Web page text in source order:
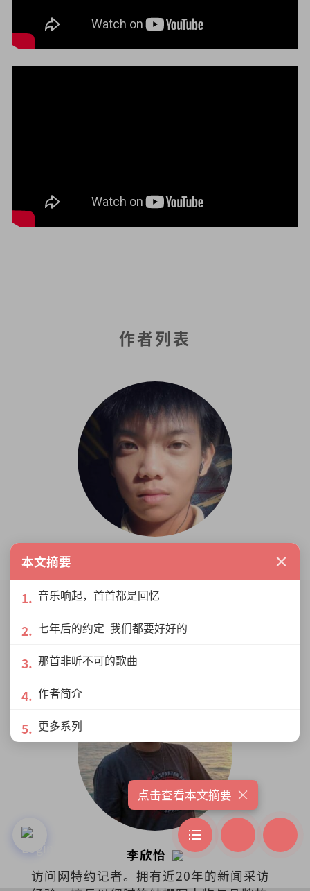
作者列表
马俊泓，千禧有痣青年，自由的灵魂。新
纪元中文系毕业生，群议社社员、曼绒文
理事。
展开更多
李欣怡
访问网特约记者。拥有近20年的新闻采访
本文摘要 ×
音乐响起，首首都是回忆
七年后的约定 我们都要好好的
那首非听不可的歌曲
作者简介
更多系列
点击查看本文摘要 ×